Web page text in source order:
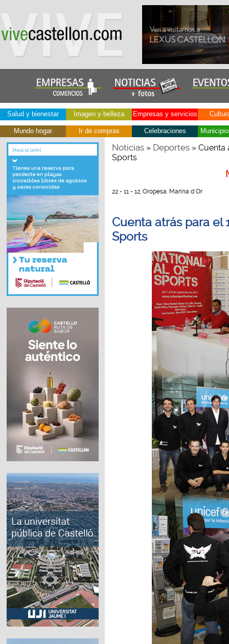
Salud y bienestar Imagen y belleza Empresas y servicios
Mundo hogar Ir de compras Celebraciones
Noticias» Deportes» Cuenta
Sports
22 - 11 - 12, Oropesa. Marina d´Or
Cuenta atrás para el
Sports